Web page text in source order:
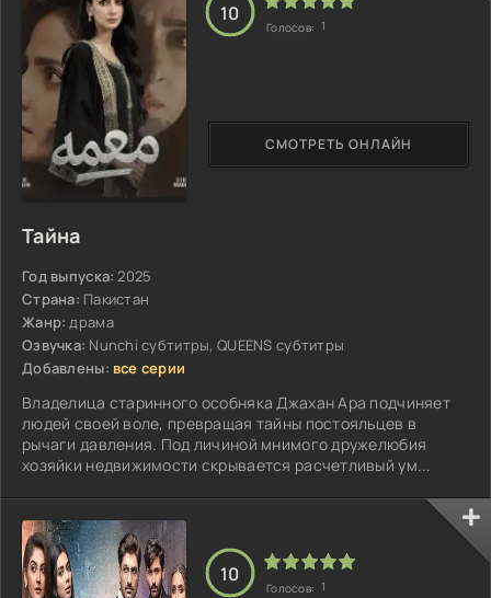
Тайна
Год выпуска: 2025
Страна: Пакистан
Жанр: драма
Озвучка: Nunchi субтитры, QUEENS субтитры
Добавлены: все серии
Владелица старинного особняка Джахан Ара подчиняет
людей своей воле, превращая тайны постояльцев в
рычаги давления. Под личиной мнимого дружелюбия
хозяйки недвижимости скрывается расчетливый ум...
СМОТРЕТЬ ОНЛАЙН
10
Голосов: 1
10
Голосов: 1